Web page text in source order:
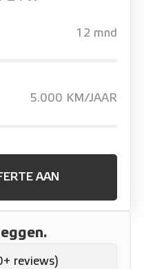
12 mnd
5.000 KM/JAAR
AAN
reviews)